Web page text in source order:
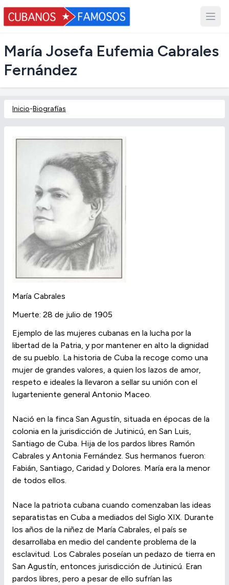
María Josefa Eufemia Cabrales
Fernández
Inicio-Biografías
María Cabrales
Muerte: 28 de julio de 1905
Ejemplo de las mujeres cubanas en la lucha por la
libertad de la Patria, y por mantener en alto la dignidad
de su pueblo. La historia de Cuba la recoge como una
mujer de grandes valores, a quien los lazos de amor,
respeto e ideales la llevaron a sellar su unión con el
lugarteniente general Antonio Maceo.
Nació en la finca San Agustín, situada en épocas de la
colonia en la jurisdicción de Jutinicú, en San Luis,
Santiago de Cuba. Hija de los pardos libres Ramón
Cabrales y Antonia Fernández. Sus hermanos fueron:
Fabián, Santiago, Caridad y Dolores. María era la menor
de todos ellos.
Nace la patriota cubana cuando comenzaban las ideas
separatistas en Cuba a mediados del Siglo XIX. Durante
los años de la niñez de María Cabrales, el país se
desarrollaba en medio del candente problema de la
esclavitud. Los Cabrales poseían un pedazo de tierra en
San Agustín, entonces jurisdicción de Jutinicú. Eran
pardos libres, pero a pesar de ello sufrían las